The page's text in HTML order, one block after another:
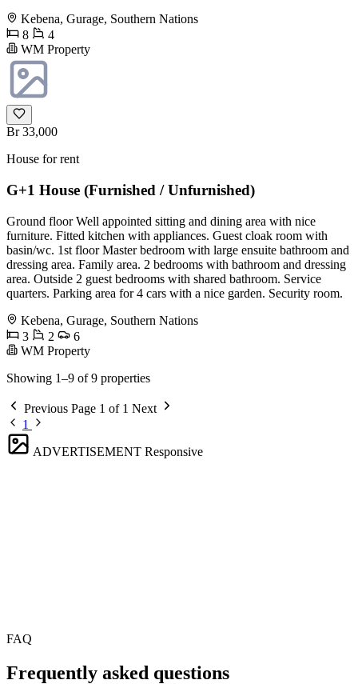
Kebena, Gurage, Southern Nations
8
4
WM Property
Br 33,000
House for rent
G+1 House (Furnished / Unfurnished)
Ground floor Well appointed sitting and dining area with nice
furniture. Fitted kitchen with appliances. Guest cloak room with
basin/wc. 1st floor Master bedroom with large ensuite bathroom and
dressing area. Family area. 2 bedrooms with bathroom and dressing
area. Outside 2 guest bedrooms with shared bathroom. Service
quarters. Parking area for 4 cars with a nice garden. Security room.
Kebena, Gurage, Southern Nations
3
2
6
WM Property
Showing 1–9 of 9 properties
Previous Page 1 of 1 Next
1
ADVERTISEMENT Responsive
FAQ
Frequently asked questions